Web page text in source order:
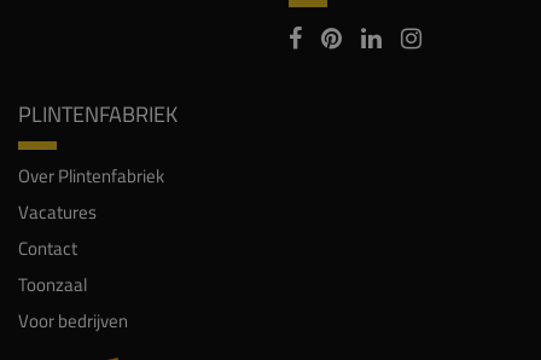
PLINTENFABRIEK
Over Plintenfabriek
Vacatures
Contact
Toonzaal
Voor bedrijven